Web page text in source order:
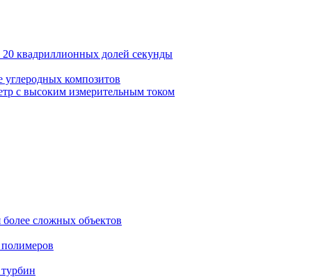
квадриллионных долей секунды
композитов
с высоким измерительным током
сложных объектов